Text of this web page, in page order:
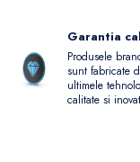
Garantia
Produsele
sunt fabricate
ultimele
calitate si